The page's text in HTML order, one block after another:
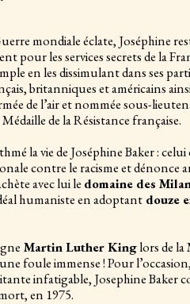
mondiale éclate, Joséphine
pour les services secrets de la
en les dissimulant dans ses
britanniques et américains
de l’air et nommée sous-
de la Résistance française.
la vie de Joséphine Baker :
contre le racisme et dénonce
avec lui le domaine des
humaniste en adoptant douze
Martin Luther Kinglors de
foule immense ! Pour
infatigable, Josephine Baker
en 1975.